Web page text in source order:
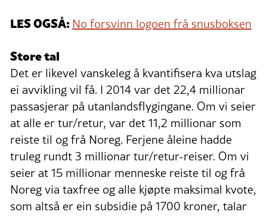
LES OGSÅ: No forsvinn logoen frå snusboksen
Store tal
Det er likevel vanskeleg å kvantifisera kva utslag
ei avvikling vil få. I 2014 var det 22,4 millionar
passasjerar på utanlandsflygingane. Om vi seier
at alle er tur/retur, var det 11,2 millionar som
reiste til og frå Noreg. Ferjene åleine hadde
truleg rundt 3 millionar tur/retur-reiser. Om vi
seier at 15 millionar menneske reiste til og frå
Noreg via taxfree og alle kjøpte maksimal kvote,
som altså er ein subsidie på 1700 kroner, talar